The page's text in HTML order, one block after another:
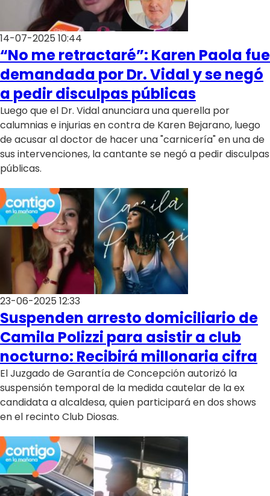
14-07-2025 10:44
“No me retractaré”: Karen Paola fue
demandada por Dr. Vidal y se negó
a pedir disculpas públicas
Luego que el Dr. Vidal anunciara una querella por
calumnias e injurias en contra de Karen Bejarano, luego
de acusar al doctor de hacer una "carnicería" en una de
sus intervenciones, la cantante se negó a pedir disculpas
públicas.
23-06-2025 12:33
Suspenden arresto domiciliario de
Camila Polizzi para asistir a club
nocturno: Recibirá millonaria cifra
El Juzgado de Garantía de Concepción autorizó la
suspensión temporal de la medida cautelar de la ex
candidata a alcaldesa, quien participará en dos shows
en el recinto Club Diosas.